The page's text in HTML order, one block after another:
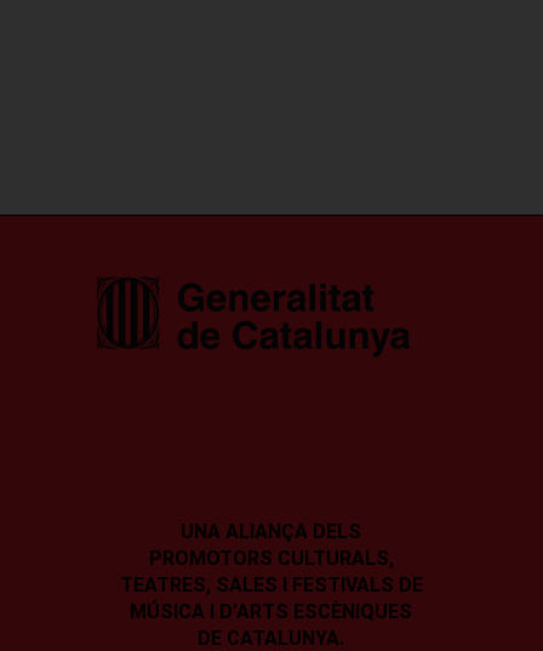
UNA ALIANÇA DELS
PROMOTORS CULTURALS,
TEATRES, SALES I FESTIVALS DE
MÚSICA I D’ARTS ESCÈNIQUES
DE CATALUNYA.